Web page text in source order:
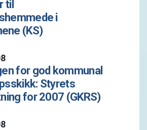
til
i
(KS)
for god kommunal
Styrets
for 2007 (GKRS)